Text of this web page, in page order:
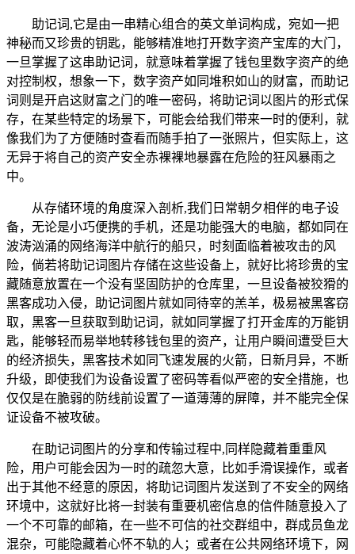
助记词,它是由一串精心组合的英文单词构成，宛如一把
神秘而又珍贵的钥匙，能够精准地打开数字资产宝库的大门，
一旦掌握了这串助记词，就意味着掌握了钱包里数字资产的绝
对控制权，想象一下，数字资产如同堆积如山的财富，而助记
词则是开启这财富之门的唯一密码，将助记词以图片的形式保
存，在某些特定的场景下，可能会给我们带来一时的便利，就
像我们为了方便随时查看而随手拍了一张照片，但实际上，这
无异于将自己的资产安全赤裸裸地暴露在危险的狂风暴雨之
中。
从存储环境的角度深入剖析,我们日常朝夕相伴的电子设
备，无论是小巧便携的手机，还是功能强大的电脑，都如同在
波涛汹涌的网络海洋中航行的船只，时刻面临着被攻击的风
险，倘若将助记词图片存储在这些设备上，就好比将珍贵的宝
藏随意放置在一个没有坚固防护的仓库里，一旦设备被狡猾的
黑客成功入侵，助记词图片就如同待宰的羔羊，极易被黑客窃
取，黑客一旦获取到助记词，就如同掌握了打开金库的万能钥
匙，能够轻而易举地转移钱包里的资产，让用户瞬间遭受巨大
的经济损失，黑客技术如同飞速发展的火箭，日新月异，不断
升级，即使我们为设备设置了密码等看似严密的安全措施，也
仅仅是在脆弱的防线前设置了一道薄薄的屏障，并不能完全保
证设备不被攻破。
在助记词图片的分享和传输过程中,同样隐藏着重重风
险，用户可能会因为一时的疏忽大意，比如手滑误操作，或者
出于其他不经意的原因，将助记词图片发送到了不安全的网络
环境中，这就好比将一封装有重要机密信息的信件随意投入了
一个不可靠的邮箱，在一些不可信的社交群组中，群成员鱼龙
混杂，可能隐藏着心怀不轨的人；或者在公共网络环境下，网